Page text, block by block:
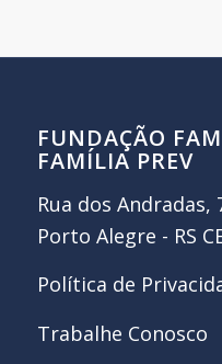
FUNDAÇÃO
FAMÍLIA PREV
Rua dos Andradas,
Porto Alegre - RS
Política de
Trabalhe Conosco